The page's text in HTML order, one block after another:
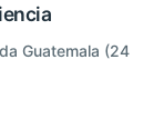
Guatemala (24